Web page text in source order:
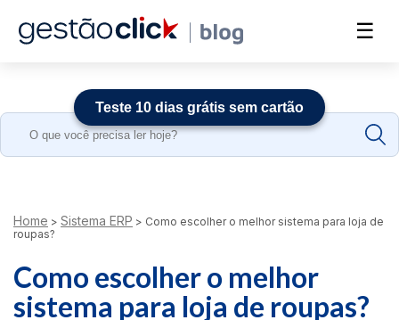
☰
Search
Home > Sistema ERP > Como escolher o melhor sistema para loja de
roupas?
Como escolher o melhor
sistema para loja de roupas?
Teste 10 dias grátis sem cartão